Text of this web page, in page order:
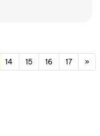
14 15 16 17 »